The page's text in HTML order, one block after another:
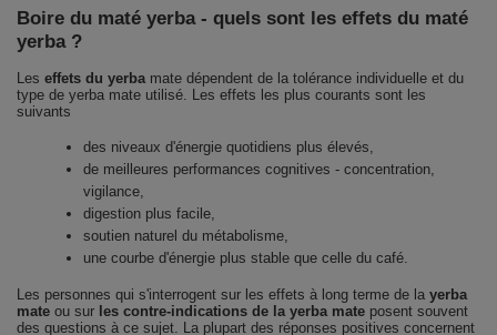
Boire du maté yerba - quels sont les effets du maté
yerba ?
Les effets du yerbamate dépendent de la tolérance individuelle et du
type de yerba mate utilisé. Les effets les plus courants sont les
suivants
des niveaux d'énergie quotidiens plus élevés,
de meilleures performances cognitives - concentration,
vigilance,
digestion plus facile,
soutien naturel du métabolisme,
une courbe d'énergie plus stable que celle du café.
Les personnes qui s'interrogent sur les effets à long terme de la yerba
mate ou sur les contre-indications de la yerba mate posent souvent
des questions à ce sujet. La plupart des réponses positives concernent